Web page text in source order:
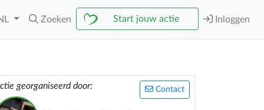
Zoeken Start jouw actie Inloggen
Contact
georganiseerd door: